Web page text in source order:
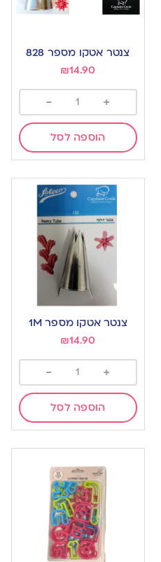
צנטר אטקו מספר 828
₪14.90
+
-
הוספה לסל
צנטר אטקו מספר M‏1
₪14.90
+
-
הוספה לסל